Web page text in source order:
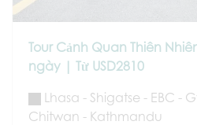
Tour Cảnh Quan Thiên
ngày | Từ USD2810
Lhasa - Shigatse - EBC -
Chitwan - Kathmandu